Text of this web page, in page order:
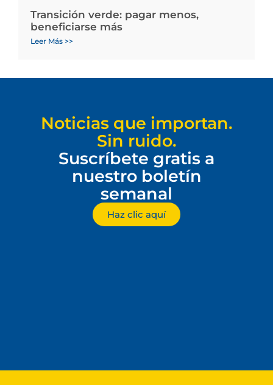
Transición verde: pagar menos,
beneficiarse más
Leer Más >>
Noticias que importan.
Sin ruido.
Suscríbete gratis a
nuestro boletín
semanal
Haz clic aquí